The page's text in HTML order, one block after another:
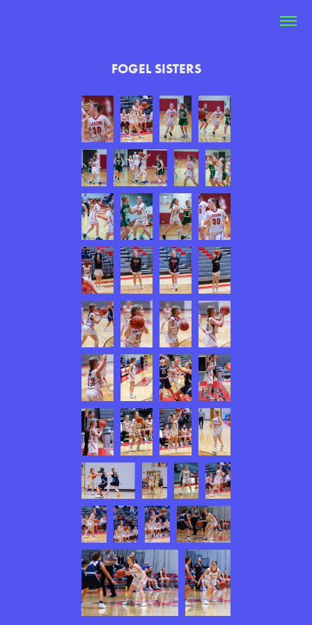
FOGEL SISTERS